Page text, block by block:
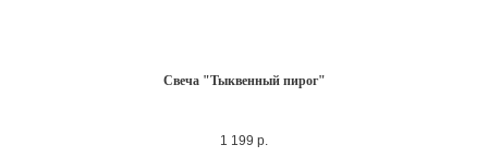
Свеча "Тыквенный пирог"
1 199 р.